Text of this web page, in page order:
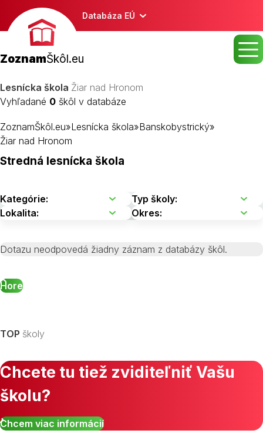
Databáza EÚ
ZoznamŠkôl.eu
Lesnícka škola Žiar nad Hronom
Vyhľadané 0 škôl v databáze
ZoznamŠkôl.eu»Lesnícka škola»Banskobystrický»
Žiar nad Hronom
Stredná lesnícka škola
Dotazu neodpovedá žiadny záznam z databázy škôl.
Hore
TOP školy
Chcete tu tiež zviditeľniť Vašu
školu?
Chcem viac informácií